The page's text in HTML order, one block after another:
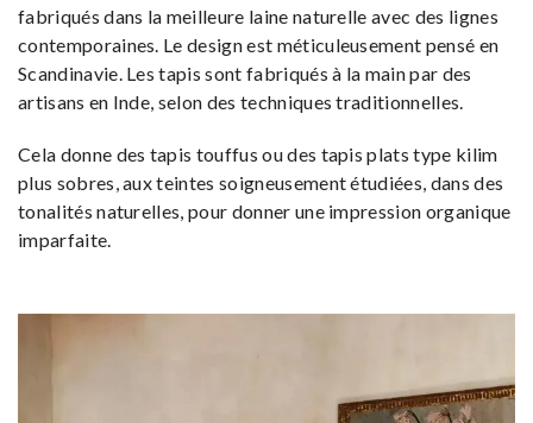
fabriqués dans la meilleure laine naturelle avec des lignes
contemporaines. Le design est méticuleusement pensé en
Scandinavie. Les tapis sont fabriqués à la main par des
artisans en Inde, selon des techniques traditionnelles.
Cela donne des tapis touffus ou des tapis plats type kilim
plus sobres, aux teintes soigneusement étudiées, dans des
tonalités naturelles, pour donner une impression organique
imparfaite.